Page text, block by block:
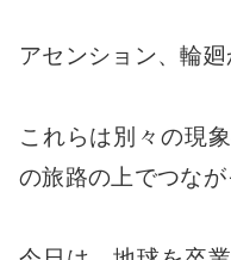
アセンション、輪廻
これらは別々の現
の旅路の上でつなが